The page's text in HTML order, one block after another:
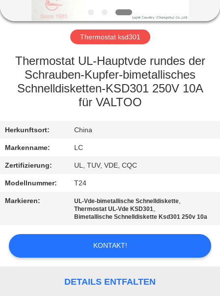
VR
SHOW
ÜBER
UNS
QUALITÄTSKONTROLLE
TRETEN
SIE
IN
VERBINDUNG
Thermostat ksd301
Thermostat UL-Hauptvde rundes der
Schrauben-Kupfer-bimetallisches
Schnelldisketten-KSD301 250V 10A
für VALTOO
Herkunftsort: China
Markenname: LC
Zertifizierung: UL, TUV, VDE, CQC
Modellnummer: T24
Markieren: UL-Vde-bimetallische Schnelldiskette,
Thermostat UL-Vde KSD301,
Bimetallische Schnelldiskette Ksd301 250v 10a
KONTAKT!
DETAILS ENTFALTEN